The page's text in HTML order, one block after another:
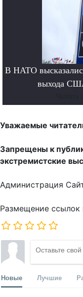
В НАТО
выхода
Уважаемые
Запрещены к
экстремистские
Администрация
Размещение ссылок
Новые Лучшие